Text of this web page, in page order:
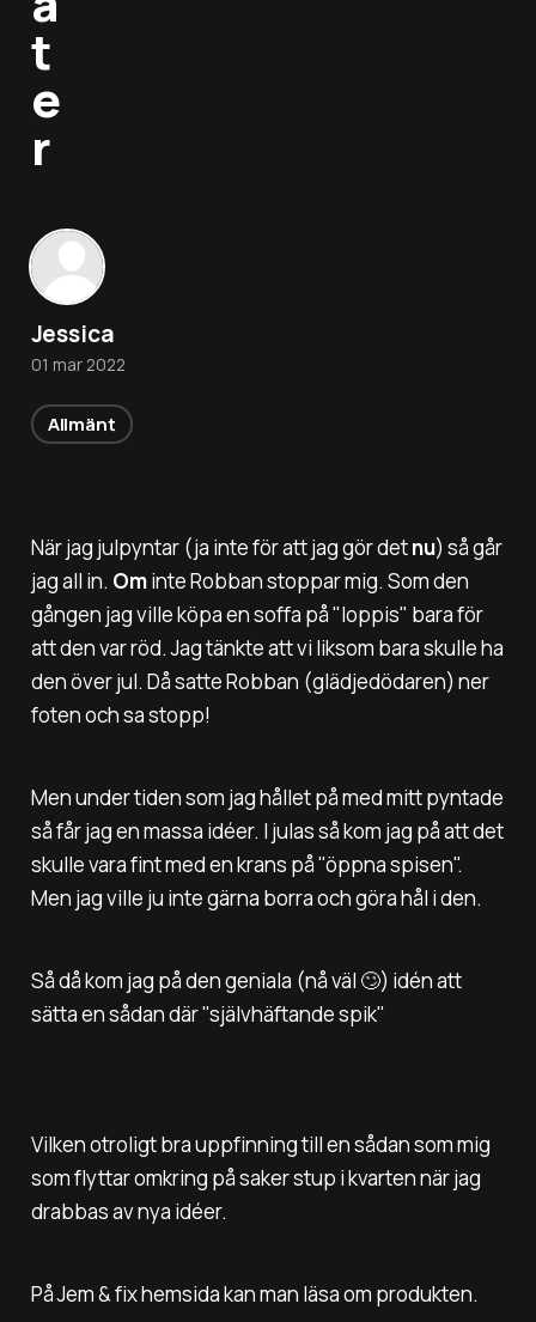
När jag julpyntar (ja inte för att jag gör detnu) så går
jag all in. Ominte Robban stoppar mig. Som den
gången jag ville köpa en soffa på "loppis" bara för
att den var röd. Jag tänkte att vi liksom bara skulle ha
den över jul. Då satte Robban (glädjedödaren) ner
foten och sa stopp!
Men under tiden som jag hållet på med mitt pyntade
så får jag en massa idéer. I julas så kom jag på att det
skulle vara fint med en krans på "öppna spisen".
Men jag ville ju inte gärna borra och göra hål i den.
Så då kom jag på den geniala (nå väl 🙄) idén att
sätta en sådan där "självhäftande spik"
Vilken otroligt bra uppfinning till en sådan som mig
som flyttar omkring på saker stup i kvarten när jag
drabbas av nya idéer.
På Jem & fix hemsida kan man läsa om produkten.
t
e
r
Jessica
01 mar 2022
Allmänt